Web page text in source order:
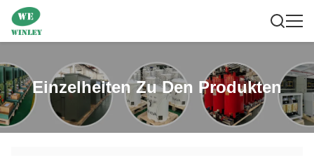
Einzelheiten Zu Den Produkten